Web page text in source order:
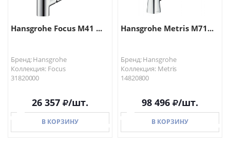
Hansgrohe Focus M41 ...
Бренд: Hansgrohe
Коллекция: Focus
31820000
26 357 /шт.
В КОРЗИНУ
Hansgrohe Metris M71...
Бренд: Hansgrohe
Коллекция: Metris
14820800
98 496 /шт.
В КОРЗИНУ